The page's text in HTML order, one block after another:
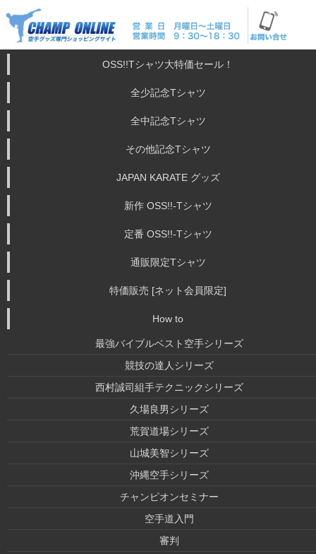
OSS!!Tシャツ大特価セール！
全少記念Tシャツ
全中記念Tシャツ
その他記念Tシャツ
JAPAN KARATE グッズ
新作 OSS!!-Tシャツ
定番 OSS!!-Tシャツ
通販限定Tシャツ
特価販売 [ネット会員限定]
How to
最強バイブルベスト空手シリーズ
競技の達人シリーズ
西村誠司組手テクニックシリーズ
久場良男シリーズ
荒賀道場シリーズ
山城美智シリーズ
沖縄空手シリーズ
チャンピオンセミナー
空手道入門
審判